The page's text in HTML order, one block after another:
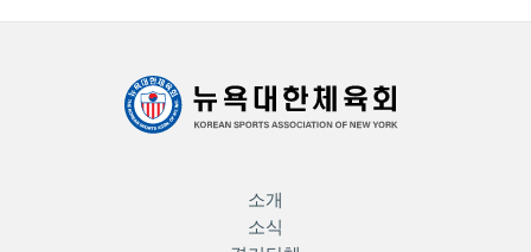
소개
소식